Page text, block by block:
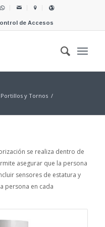
de Accesos
y Tornos /
se realiza dentro de
asegurar que la persona
sensores de estatura y
persona en cada